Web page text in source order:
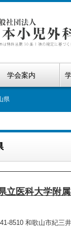
学会案内
県
立医科大学附
8510 和歌山市紀三